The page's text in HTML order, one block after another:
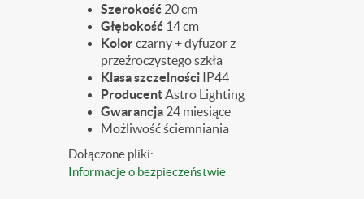
Szerokość 20 cm
Głębokość 14 cm
Kolorczarny + dyfuzor z
przeźroczystego szkła
Klasa szczelności IP44
ProducentAstro Lighting
Gwarancja 24 miesiące
Możliwość ściemniania
Dołączone pliki:
Informacje o bezpieczeństwie